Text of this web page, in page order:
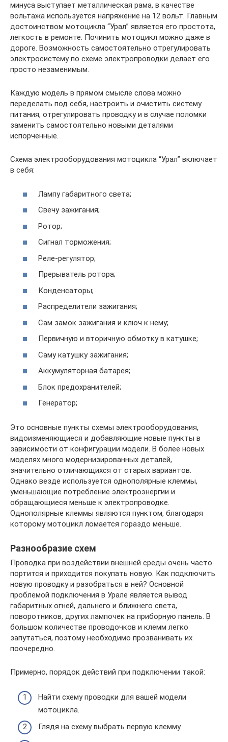
минуса выступает металлическая рама, в качестве
вольтажа используется напряжение на 12 вольт. Главным
достоинством мотоцикла “Урал” является его простота,
легкость в ремонте. Починить мотоцикл можно даже в
дороге. Возможность самостоятельно отрегулировать
электросистему по схеме электропроводки делает его
просто незаменимым.
Каждую модель в прямом смысле слова можно
переделать под себя, настроить и очистить систему
питания, отрегулировать проводку и в случае поломки
заменить самостоятельно новыми деталями
испорченные.
Схема электрооборудования мотоцикла “Урал” включает
в себя:
Лампу габаритного света;
Свечу зажигания;
Ротор;
Сигнал торможения;
Реле-регулятор;
Прерыватель ротора;
Конденсаторы;
Распределители зажигания;
Сам замок зажигания и ключ к нему;
Первичную и вторичную обмотку в катушке;
Саму катушку зажигания;
Аккумуляторная батарея;
Блок предохранителей;
Генератор;
Это основные пункты схемы электрооборудования,
видоизменяющиеся и добавляющие новые пункты в
зависимости от конфигурации модели. В более новых
моделях много модернизированных деталей,
значительно отличающихся от старых вариантов.
Однако везде используется однополярные клеммы,
уменьшающие потребление электроэнергии и
обращающиеся меньше к электропроводке.
Однополярные клеммы являются пунктом, благодаря
которому мотоцикл ломается гораздо меньше.
Разнообразие схем
Проводка при воздействии внешней среды очень часто
портится и приходится покупать новую. Как подключить
новую проводку и разобраться в ней? Основной
проблемой подключения в Урале является вывод
габаритных огней, дальнего и ближнего света,
поворотников, других лампочек на приборную панель. В
большом количестве проводочков и клемм легко
запутаться, поэтому необходимо прозванивать их
поочередно.
Примерно, порядок действий при подключении такой:
Найти схему проводки для вашей модели
мотоцикла.
Глядя на схему выбрать первую клемму.